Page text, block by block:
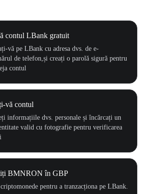
contul LBank gratuit
vă pe LBank cu adresa dvs. de e-
de telefon,și creați o parolă sigură pentru
contul
vă contul
informațiile dvs. personale și încărcați un
valid cu fotografie pentru verificarea
BMNRON în GBP
pentru a tranzacționa pe LBank.